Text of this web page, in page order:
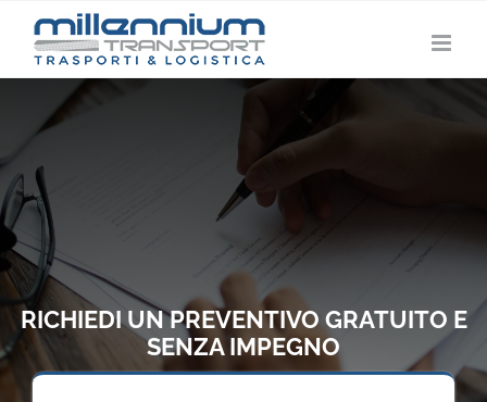
Salta
contenuto
RICHIEDI UN PREVENTIVO GRATUITO E
SENZA IMPEGNO